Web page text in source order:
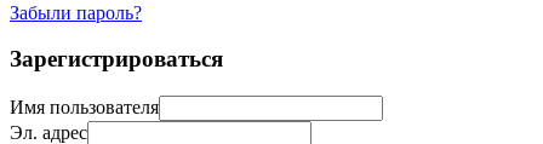
Забыли пароль?
Зарегистрироваться
Имя пользователя
Эл. адрес